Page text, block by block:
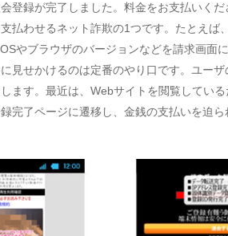
登録が完了しました。料金をお支払いく
払わせるネット詐欺の1つです。たとえば
やブラウザのバージョンなどを請求画面
見せかけるのは定番のやり口です。ユー
ます。最近は、Webサイトを閲覧してい
完了ページに遷移し、金銭の支払いを迫